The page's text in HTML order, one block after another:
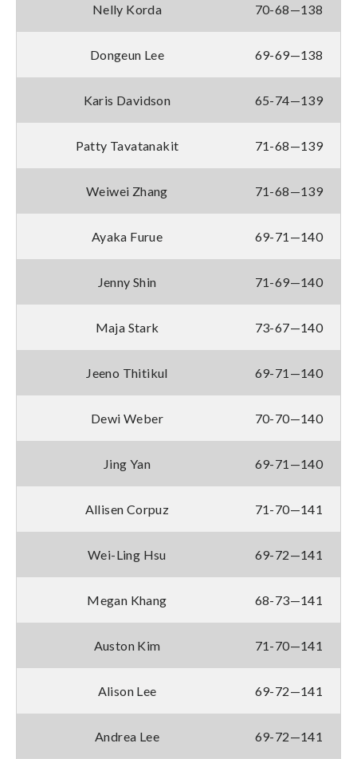
Nelly Korda 70-68—138
Dongeun Lee 69-69—138
Karis Davidson 65-74—139
Patty Tavatanakit 71-68—139
Weiwei Zhang 71-68—139
Ayaka Furue 69-71—140
Jenny Shin 71-69—140
Maja Stark 73-67—140
Jeeno Thitikul 69-71—140
Dewi Weber 70-70—140
Jing Yan 69-71—140
Allisen Corpuz 71-70—141
Wei-Ling Hsu 69-72—141
Megan Khang 68-73—141
Auston Kim 71-70—141
Alison Lee 69-72—141
Andrea Lee 69-72—141